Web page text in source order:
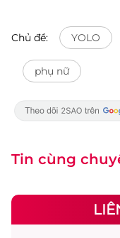
Chủ đề: YOLO
phụ nữ
Tin cùng